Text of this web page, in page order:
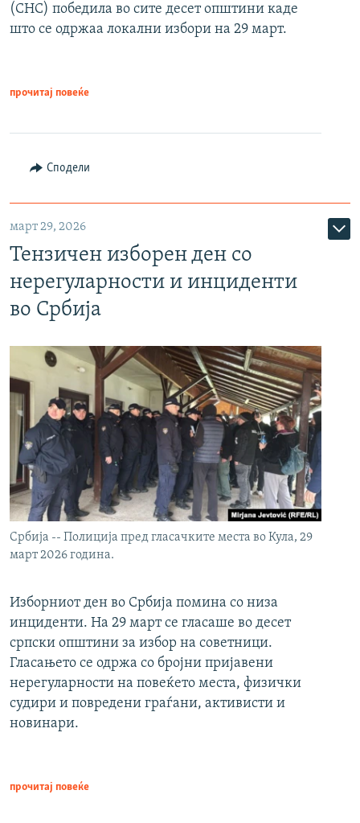
(СНС) победила во сите десет општини каде
што се одржаа локални избори на 29 март.
прочитај повеќе
Сподели
март 29, 2026
Тензичен изборен ден со
нерегуларности и инциденти
во Србија
Србија -- Полиција пред гласачките места во Кула, 29
март 2026 година.
Изборниот ден во Србија помина со низа
инциденти. На 29 март се гласаше во десет
српски општини за избор на советници.
Гласањето се одржа со бројни пријавени
нерегуларности на повеќето места, физички
судири и повредени граѓани, активисти и
новинари.
прочитај повеќе